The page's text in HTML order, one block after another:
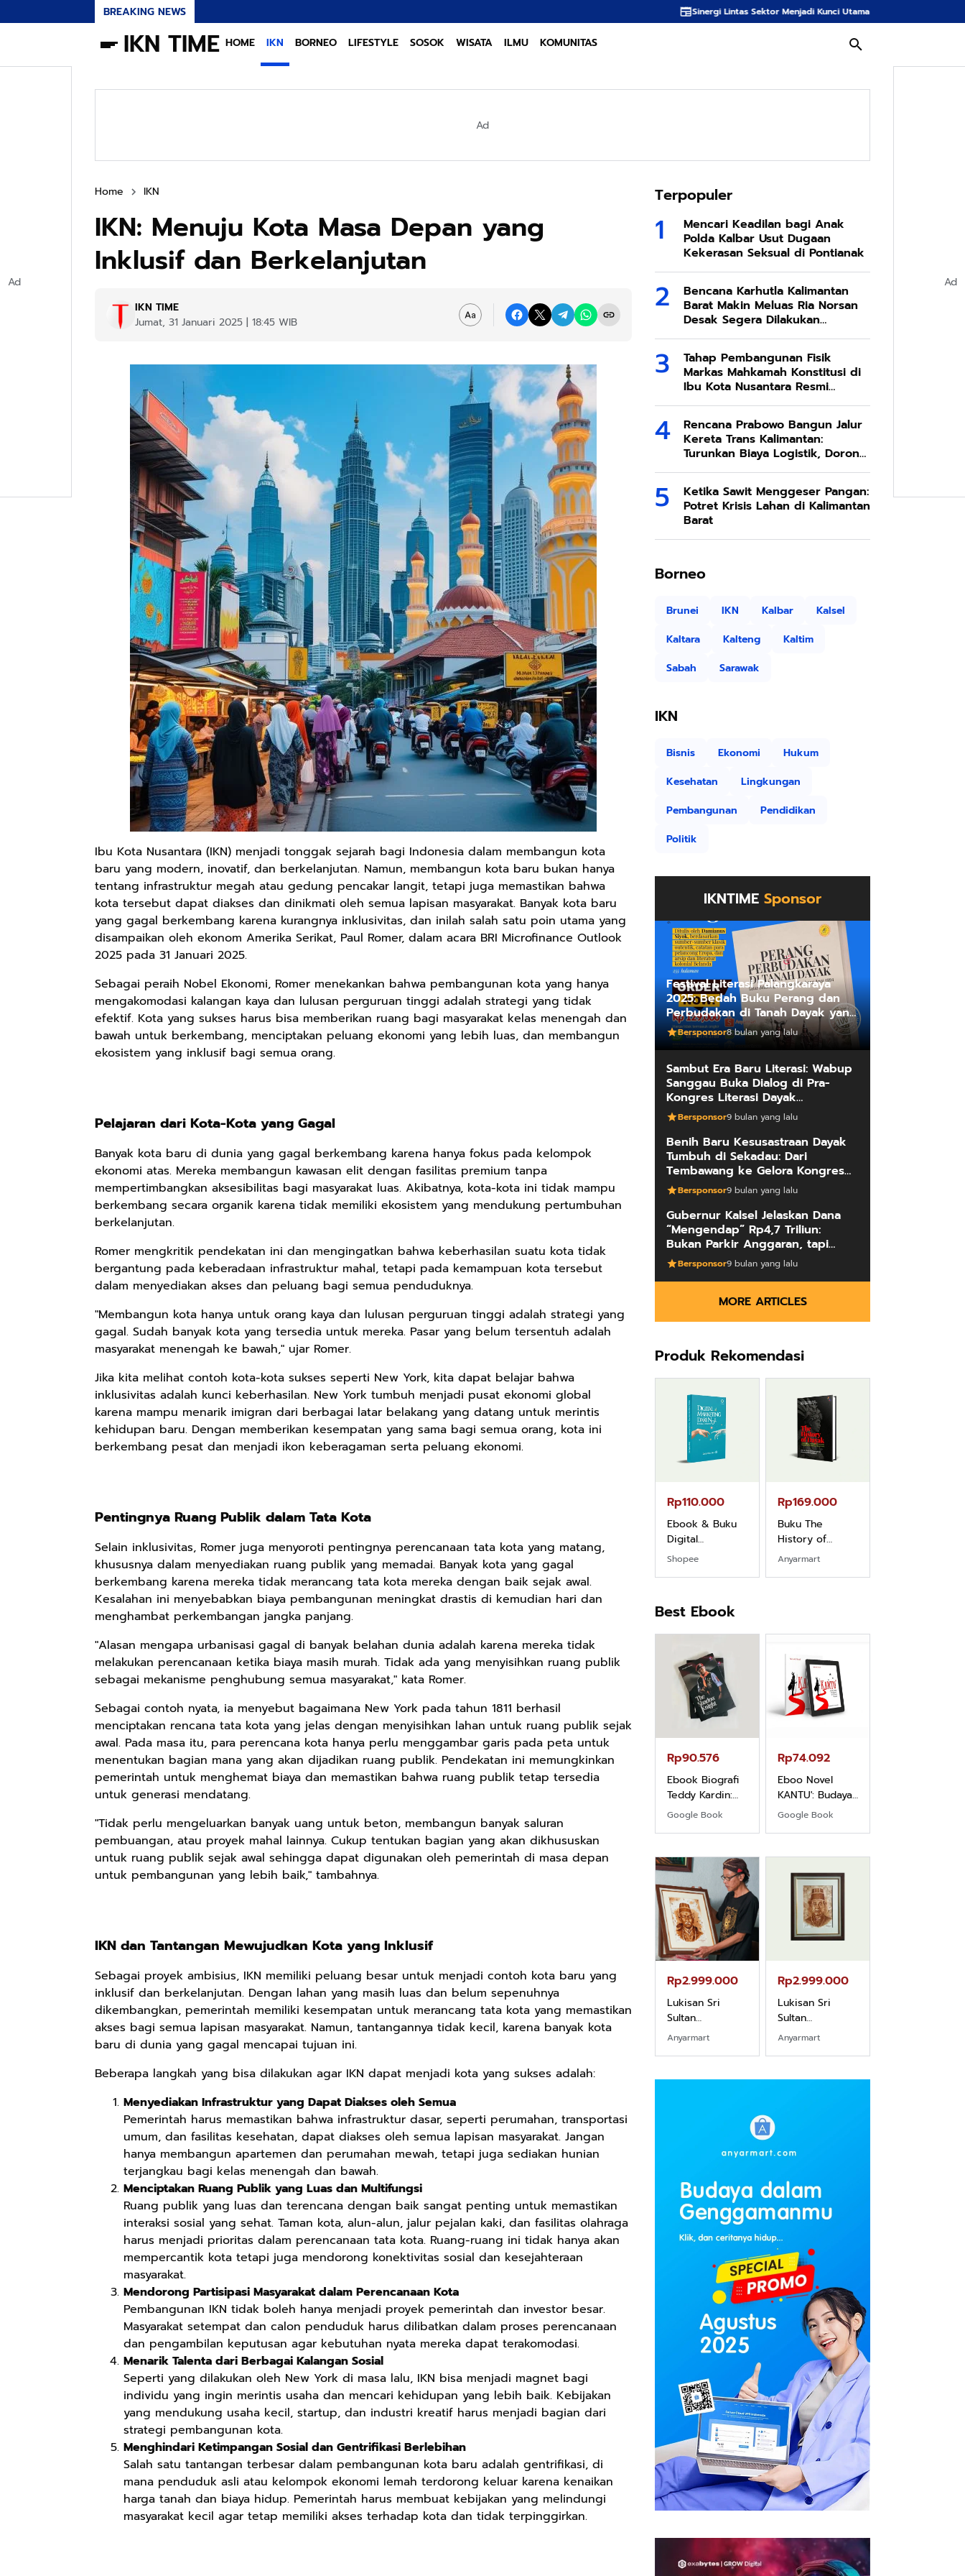
BREAKING NEWS Sinergi Lintas Sektor Menjadi Kunci Utama Meredam Ancaman Kebakaran Hutan di
IKN TIME HOME IKN BORNEO LIFESTYLE SOSOK WISATA ILMU KOMUNITAS
Ad
Home IKN
IKN: Menuju Kota Masa Depan yang
Inklusif dan Berkelanjutan
IKN TIME
Jumat, 31 Januari 2025 | 18:45 WIB
Ibu Kota Nusantara (IKN) menjadi tonggak sejarah bagi Indonesia dalam membangun kota
baru yang modern, inovatif, dan berkelanjutan. Namun, membangun kota baru bukan hanya
tentang infrastruktur megah atau gedung pencakar langit, tetapi juga memastikan bahwa
kota tersebut dapat diakses dan dinikmati oleh semua lapisan masyarakat. Banyak kota baru
yang gagal berkembang karena kurangnya inklusivitas, dan inilah salah satu poin utama yang
disampaikan oleh ekonom Amerika Serikat, Paul Romer, dalam acara BRI Microfinance Outlook
2025 pada 31 Januari 2025.
Sebagai peraih Nobel Ekonomi, Romer menekankan bahwa pembangunan kota yang hanya
mengakomodasi kalangan kaya dan lulusan perguruan tinggi adalah strategi yang tidak
efektif. Kota yang sukses harus bisa memberikan ruang bagi masyarakat kelas menengah dan
bawah untuk berkembang, menciptakan peluang ekonomi yang lebih luas, dan membangun
ekosistem yang inklusif bagi semua orang.
Pelajaran dari Kota-Kota yang Gagal
Banyak kota baru di dunia yang gagal berkembang karena hanya fokus pada kelompok
ekonomi atas. Mereka membangun kawasan elit dengan fasilitas premium tanpa
mempertimbangkan aksesibilitas bagi masyarakat luas. Akibatnya, kota-kota ini tidak mampu
berkembang secara organik karena tidak memiliki ekosistem yang mendukung pertumbuhan
berkelanjutan.
Romer mengkritik pendekatan ini dan mengingatkan bahwa keberhasilan suatu kota tidak
bergantung pada keberadaan infrastruktur mahal, tetapi pada kemampuan kota tersebut
dalam menyediakan akses dan peluang bagi semua penduduknya.
"Membangun kota hanya untuk orang kaya dan lulusan perguruan tinggi adalah strategi yang
gagal. Sudah banyak kota yang tersedia untuk mereka. Pasar yang belum tersentuh adalah
masyarakat menengah ke bawah," ujar Romer.
Jika kita melihat contoh kota-kota sukses seperti New York, kita dapat belajar bahwa
inklusivitas adalah kunci keberhasilan. New York tumbuh menjadi pusat ekonomi global
karena mampu menarik imigran dari berbagai latar belakang yang datang untuk merintis
kehidupan baru. Dengan memberikan kesempatan yang sama bagi semua orang, kota ini
berkembang pesat dan menjadi ikon keberagaman serta peluang ekonomi.
Pentingnya Ruang Publik dalam Tata Kota
Selain inklusivitas, Romer juga menyoroti pentingnya perencanaan tata kota yang matang,
khususnya dalam menyediakan ruang publik yang memadai. Banyak kota yang gagal
berkembang karena mereka tidak merancang tata kota mereka dengan baik sejak awal.
Kesalahan ini menyebabkan biaya pembangunan meningkat drastis di kemudian hari dan
menghambat perkembangan jangka panjang.
"Alasan mengapa urbanisasi gagal di banyak belahan dunia adalah karena mereka tidak
melakukan perencanaan ketika biaya masih murah. Tidak ada yang menyisihkan ruang publik
sebagai mekanisme penghubung semua masyarakat," kata Romer.
Sebagai contoh nyata, ia menyebut bagaimana New York pada tahun 1811 berhasil
menciptakan rencana tata kota yang jelas dengan menyisihkan lahan untuk ruang publik sejak
awal. Pada masa itu, para perencana kota hanya perlu menggambar garis pada peta untuk
menentukan bagian mana yang akan dijadikan ruang publik. Pendekatan ini memungkinkan
pemerintah untuk menghemat biaya dan memastikan bahwa ruang publik tetap tersedia
untuk generasi mendatang.
"Tidak perlu mengeluarkan banyak uang untuk beton, membangun banyak saluran
pembuangan, atau proyek mahal lainnya. Cukup tentukan bagian yang akan dikhususkan
untuk ruang publik sejak awal sehingga dapat digunakan oleh pemerintah di masa depan
untuk pembangunan yang lebih baik," tambahnya.
IKN dan Tantangan Mewujudkan Kota yang Inklusif
Sebagai proyek ambisius, IKN memiliki peluang besar untuk menjadi contoh kota baru yang
inklusif dan berkelanjutan. Dengan lahan yang masih luas dan belum sepenuhnya
dikembangkan, pemerintah memiliki kesempatan untuk merancang tata kota yang memastikan
akses bagi semua lapisan masyarakat. Namun, tantangannya tidak kecil, karena banyak kota
baru di dunia yang gagal mencapai tujuan ini.
Beberapa langkah yang bisa dilakukan agar IKN dapat menjadi kota yang sukses adalah:
Menyediakan Infrastruktur yang Dapat Diakses oleh Semua
Pemerintah harus memastikan bahwa infrastruktur dasar, seperti perumahan, transportasi
umum, dan fasilitas kesehatan, dapat diakses oleh semua lapisan masyarakat. Jangan
hanya membangun apartemen dan perumahan mewah, tetapi juga sediakan hunian
terjangkau bagi kelas menengah dan bawah.
Menciptakan Ruang Publik yang Luas dan Multifungsi
Ruang publik yang luas dan terencana dengan baik sangat penting untuk memastikan
interaksi sosial yang sehat. Taman kota, alun-alun, jalur pejalan kaki, dan fasilitas olahraga
harus menjadi prioritas dalam perencanaan tata kota. Ruang-ruang ini tidak hanya akan
mempercantik kota tetapi juga mendorong konektivitas sosial dan kesejahteraan
masyarakat.
Mendorong Partisipasi Masyarakat dalam Perencanaan Kota
Pembangunan IKN tidak boleh hanya menjadi proyek pemerintah dan investor besar.
Masyarakat setempat dan calon penduduk harus dilibatkan dalam proses perencanaan
dan pengambilan keputusan agar kebutuhan nyata mereka dapat terakomodasi.
Menarik Talenta dari Berbagai Kalangan Sosial
Seperti yang dilakukan oleh New York di masa lalu, IKN bisa menjadi magnet bagi
individu yang ingin merintis usaha dan mencari kehidupan yang lebih baik. Kebijakan
yang mendukung usaha kecil, startup, dan industri kreatif harus menjadi bagian dari
strategi pembangunan kota.
Menghindari Ketimpangan Sosial dan Gentrifikasi Berlebihan
Salah satu tantangan terbesar dalam pembangunan kota baru adalah gentrifikasi, di
mana penduduk asli atau kelompok ekonomi lemah terdorong keluar karena kenaikan
harga tanah dan biaya hidup. Pemerintah harus membuat kebijakan yang melindungi
masyarakat kecil agar tetap memiliki akses terhadap kota dan tidak terpinggirkan.
Terpopuler
Mencari Keadilan bagi Anak
Polda Kalbar Usut Dugaan
Kekerasan Seksual di Pontianak
Bencana Karhutla Kalimantan
Barat Makin Meluas Ria Norsan
Desak Segera Dilakukan
Modifikasi Cuaca
Tahap Pembangunan Fisik
Markas Mahkamah Konstitusi di
Ibu Kota Nusantara Resmi
Dimulai
Rencana Prabowo Bangun Jalur
Kereta Trans Kalimantan:
Turunkan Biaya Logistik, Dorong
Ekonomi SDA Melimpah
Ketika Sawit Menggeser Pangan:
Potret Krisis Lahan di Kalimantan
Barat
Borneo
Brunei IKN Kalbar
Kalsel
Kaltara
Kalteng
Kaltim
Sabah
Sarawak
IKN
Bisnis Ekonomi
Hukum
Kesehatan
Lingkungan
Pembangunan
Pendidikan
Politik
IKNTIME Sponsor
Festival Literasi Palangkaraya
2025: Bedah Buku Perang dan
Perbudakan di Tanah Dayak yang
Mengungkap Kebenaran Fakta
Sejarah
Bersponsor8 bulan yang lalu
Sambut Era Baru Literasi: Wabup
Sanggau Buka Dialog di Pra-
Kongres Literasi Dayak
Internasional
Bersponsor9 bulan yang lalu
Benih Baru Kesusastraan Dayak
Tumbuh di Sekadau: Dari
Tembawang ke Gelora Kongres
Penulis
Bersponsor9 bulan yang lalu
Gubernur Kalsel Jelaskan Dana
“Mengendap” Rp4,7 Triliun:
Bukan Parkir Anggaran, tapi
Manajemen Kas Daerah
Bersponsor9 bulan yang lalu
MORE ARTICLES
Produk Rekomendasi
Buku The
History of
Dayak – Sejarah
& Identitas
Borneo Asli
Buku Filsafat
Komprehensif
Atas Manusia
Dayak
Shopee
Buku Seringai
Kumpulan Puisi
Wisnu
Pamungkas
Anyarmart
Kelamin | Hybrid
Poetry Book
Anyarmart
Cerpen – Wisnu
Pamungkas
Anyarmart
Rp110.000
Ebook & Buku
Digital
Marketing Dari
Shopee
Rp169.000
Buku The
History of
Dayak – Sejarah
Anyarmart
Best Ebook
Rp90.576
Ebook Biografi
Teddy Kardin:
The Shadow
Khight |
Google Book
Rp74.092
Eboo Novel
KANTU': Budaya
Suku Dayak
Borneo
Google Book
Rp71.706
Ebook Vescovo
Motociclista –
Kisah Nyata
Uskup Giulio
Mencuccini, C.P
di Kalimantan
Barat
Google Book
Rp149.450
Ebook 100 Anak
cover
Rp98.049
Ebook The
Healing Wisdom
from the Heart
of Borneor
Rp90.576
Ebook Biografi
Teddy Kardin:
The Shadow
Google Book
Rp74.092
Eboo Novel
KANTU': Budaya
Suku Dayak
Google Book
Rp2.999.000
Lukisan Sri
Sultan
Hamengkubowono
I dari Kopi Karya
Anyarmart
Rp2.999.000
Lukisan Sri
Sultan
Hamengkubowono
X dari Kopi
Winarso
Anyarmart
Rp2.989.000
Lukisan Sri
Sultan
Hamengkubowono
II dari Kopi
Winarso
Shopee
Rp158.000
Kaos Dayak Unik
Bisa Bernyanyi
Motif Gigi
Rp158.000
Kaos Sastra
Dayak West
Borneo All Size
Anyarmart
Rp2.999.000
Lukisan Sri
Sultan
Hamengkubowono
Anyarmart
Rp2.999.000
Lukisan Sri
Sultan
Hamengkubowono
Winarso
Anyarmart
Ad Ad